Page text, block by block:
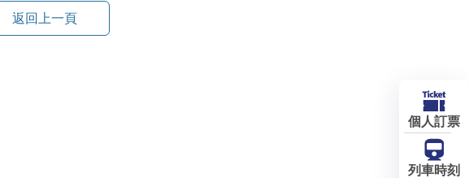
返回上一頁
個人訂票
列車時刻